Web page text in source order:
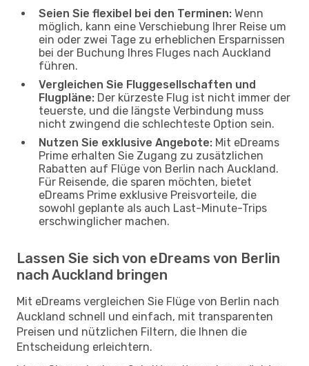
Seien Sie flexibel bei den Terminen: Wenn
möglich, kann eine Verschiebung Ihrer Reise um
ein oder zwei Tage zu erheblichen Ersparnissen
bei der Buchung Ihres Fluges nach Auckland
führen.
Vergleichen Sie Fluggesellschaften und
Flugpläne: Der kürzeste Flug ist nicht immer der
teuerste, und die längste Verbindung muss
nicht zwingend die schlechteste Option sein.
Nutzen Sie exklusive Angebote: Mit eDreams
Prime erhalten Sie Zugang zu zusätzlichen
Rabatten auf Flüge von Berlin nach Auckland.
Für Reisende, die sparen möchten, bietet
eDreams Prime exklusive Preisvorteile, die
sowohl geplante als auch Last-Minute-Trips
erschwinglicher machen.
Lassen Sie sich von eDreams von Berlin
nach Auckland bringen
Mit eDreams vergleichen Sie Flüge von Berlin nach
Auckland schnell und einfach, mit transparenten
Preisen und nützlichen Filtern, die Ihnen die
Entscheidung erleichtern.